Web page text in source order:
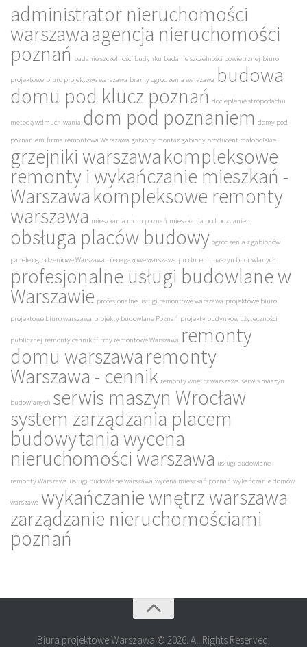
administrator nieruchomości
warszawaagencja nieruchomości
poznań badanie szczelności budynku badanie szczelności powietrznej biuro
projektowe biuro projektowe warszawa bramy ogrodzenia warszawa budowa
domu pod klucz poznań docieplenie stropodachu
metodą wdmuchiwania dom pod poznaniem domy pod
poznaniem firma remontowa Warszawa gabiony montaż gabiony producent małopolskie
grzejniki warszawakompleksowe
remonty i wykańczanie mieszkań -
Warszawakompleksowe remonty
warszawa mieszkania mdm poznań mieszkania pod poznaniem
obsługa placów budowy ogrodzenia z gabionów
panele ogrodzeniowe Warszawa piece gazowe warszawa producent maszyn budowlanych
profesjonalne usługi budowlane w
Warszawie profesjonalne usługi remontowe warszawa projektowe biuro
projektowe biuro warszawa projekty budowlane Poznań projekty budynków użyteczności
publicznej remonty cennik : firmy remontowe Warszawa remonty
domu warszawaremonty
Warszawa - cennik remonty wnętrz warszawa serwis maszyn
budowlanych serwis maszyn Wrocław
system zarządzania placem
budowytania wycena
nieruchomości warszawa usługi budowlane i
remonty Warszawa usługi budowlane warszawa wycena mieszkań poznań wykańczanie domów
warszawa wykańczanie wnętrz warszawa
zarządzanie nieruchomościami
poznań
Biura projektowe Warszawa © 2026. All Rights Reserved.